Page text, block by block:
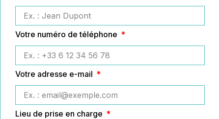
Votre numéro de téléphone
Votre adresse e-mail
Lieu de prise en charge